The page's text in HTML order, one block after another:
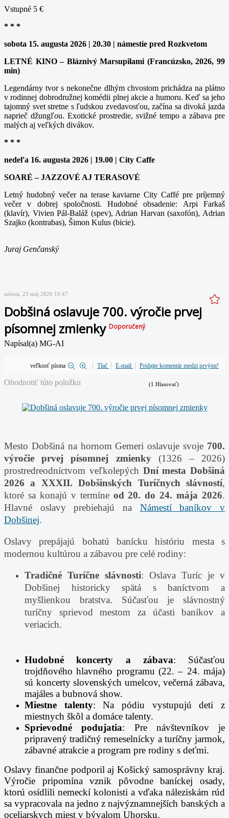
Vstupné 5 €
* * *
sobota 15. augusta 2026 | 20.30 | námestie pred Rozkvetom
LETNÉ KINO – Bláznivý Marsupilami (Francúzsko, 2026, 99
min)
Legendárny tvor s nekonečne dlhým chvostom prichádza na plátno
v rodinnej dobrodružnej komédii plnej akcie a humoru. Keď sa jeho
tajomný svet stretne s ľudskou zvedavosťou, začína sa divoká jazda
naprieč džungľou. Exotické prostredie, svižné tempo a zábava pre
malých aj veľkých divákov.
* * *
nedeľa 16. augusta 2026 | 19.00 | City Caffe
SOARÉ – JAZZOVÉ AJ TERASOVÉ
Letný hudobný večer na terase kaviarne City Caffé pre príjemný
večer v dobrej spoločnosti. Hudobné obsadenie: Arpi Farkaš
(klavír), Vivien Pál-Baláž (spev), Adrian Harvan (saxofón), Adrian
Szajko (kontrabas), Šimon Kulus (bicie).
Juraj Genčanský
sobota, 23 máj 2026 10:47
Dobšiná oslavuje 700. výročie prvej
písomnej zmienky Doporučený
Napísal(a) MG-AI
veľkosť písma Tlač E-mail Pridajte komentár medzi prvými!
Ohodnotiť túto položku (1 Hlasovať)
Mesto Dobšiná na hornom Gemeri oslavuje svoje 700.
výročie prvej písomnej zmienky(1326 – 2026)
prostredreodníctvom veľkolepých Dní mesta Dobšiná
2026 a XXXII. Dobšinských Turíčnych slávností,
ktoré sa konajú v termíne od 20. do 24. mája 2026.
Hlavné oslavy prebiehajú na Námestí baníkov v
Dobšinej.
Oslavy prepájajú bohatú banícku históriu mesta s
modernou kultúrou a zábavou pre celé rodiny:
Tradičné Turíčne slávnosti: Oslava Turíc je v
Dobšinej historicky spätá s baníctvom a
myšlienkou bratstva. Súčasťou je slávnostný
turíčny sprievod mestom za účasti baníkov a
veriacich.
Hudobné koncerty a zábava: Súčasťou
trojdňového hlavného programu (22. – 24. mája)
sú koncerty slovenských umelcov, večerná zábava,
majáles a bubnová show.
Miestne talenty: Na pódiu vystupujú deti z
miestnych škôl a domáce talenty.
Sprievodné podujatia: Pre návštevníkov je
pripravený tradičný remeselnícky a turíčny jarmok,
zábavné atrakcie a program pre rodiny s deťmi.
Oslavy finančne podporil aj Košický samosprávny kraj.
Výročie pripomína vznik pôvodne baníckej osady,
ktorú osídlili nemeckí kolonisti a vďaka náleziskám rúd
sa vypracovala na jedno z najvýznamnejších banských a
oceliarskych miest v bývalom Uhorsku.